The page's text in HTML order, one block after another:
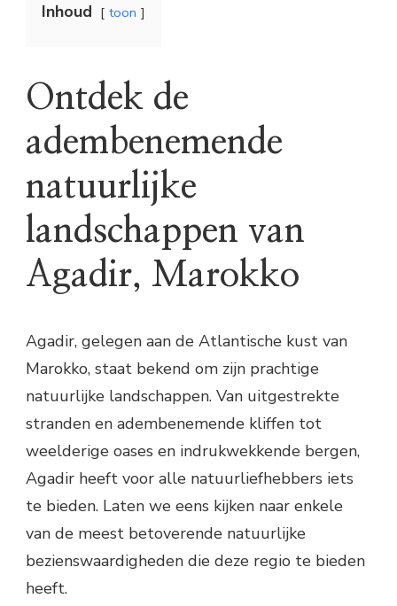
Inhoud toon
Ontdek de
adembenemende
natuurlijke
landschappen van
Agadir, Marokko
Agadir, gelegen aan de Atlantische kust van
Marokko, staat bekend om zijn prachtige
natuurlijke landschappen. Van uitgestrekte
stranden en adembenemende kliffen tot
weelderige oases en indrukwekkende bergen,
Agadir heeft voor alle natuurliefhebbers iets
te bieden. Laten we eens kijken naar enkele
van de meest betoverende natuurlijke
bezienswaardigheden die deze regio te bieden
heeft.